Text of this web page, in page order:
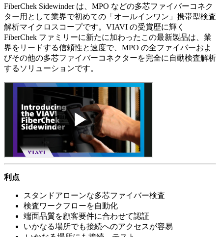
FiberChek Sidewinder は、MPO などの多芯ファイバーコネク
ター用として業界で初めての「オールインワン」携帯型検査
解析マイクロスコープです。VIAVI の受賞歴に輝く
FiberChek ファミリーに新たに加わったこの最新製品は、業
界をリードする信頼性と速度で、MPO の全ファイバーおよ
びその他の多芯ファイバーコネクターを完全に自動検査解析
するソリューションです。
利点
スタンドアローンな多芯ファイバー検査
検査ワークフローを自動化
端面品質を顧客要件に合わせて認証
いかなる場所でも接続へのアクセスが容易